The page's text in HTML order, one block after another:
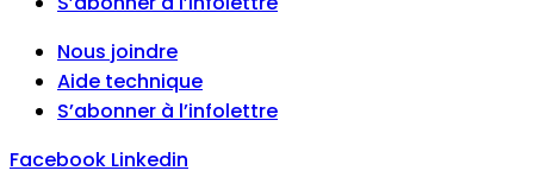
Nous joindre
Aide technique
S’abonner à l’infolettre
Facebook Linkedin